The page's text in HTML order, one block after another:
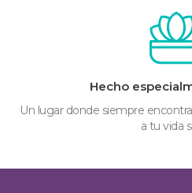
Hecho
Un lugar donde siempre
a tu vida